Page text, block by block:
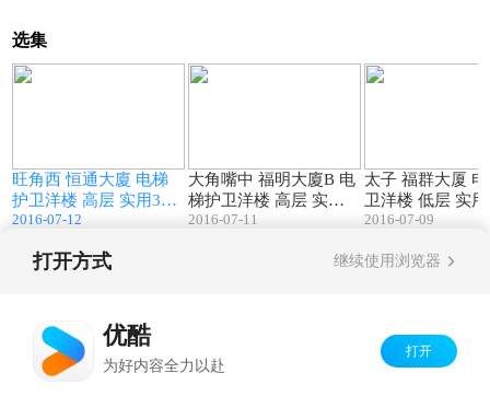
选集
旺角西 恒通大廈 电梯
护卫洋楼 高层 实用374
尺 厅大房大 2房 http://
hives/7829/
2016-07-12
大角嘴中 福明大廈B 电
梯护卫洋楼 高层 实用2
96尺 2房1厅1卫1厨 月
太子旺角奥运地铁站
2016-07-11
太子 福群大厦
卫洋楼 低层 实
1房(2房打通1房)
2016-07-09
打开方式 继续使用浏览器
优酷
为好内容全力以赴
打开